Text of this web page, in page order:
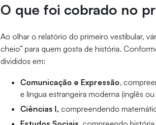
O que foi cobrado no
Ao olhar o relatório do primeiro vestibular,
cheio” para quem gosta de história.
divididos em:
Comunicação e Expressão,
e língua estrangeira moderna (inglês
Ciências I, compreendendo